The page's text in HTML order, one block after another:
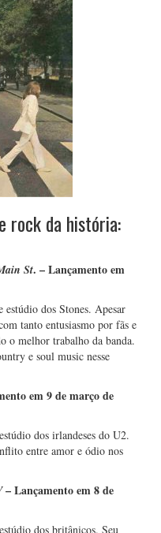
rock da história:
St. – Lançamento em
dos Stones. Apesar
tanto entusiasmo por fãs e
o melhor trabalho da banda.
e soul music nesse
em 9 de março de
dos irlandeses do U2.
entre amor e ódio nos
– Lançamento em 8 de
dos britânicos. Seu